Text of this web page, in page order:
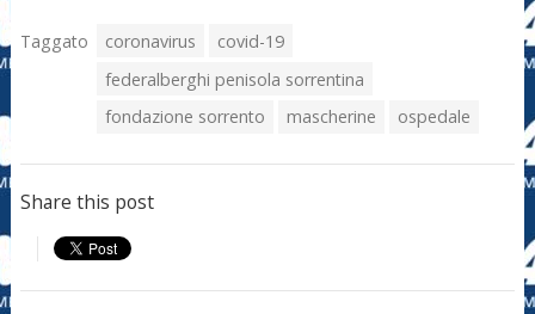
Taggato coronavirus
covid-19
federalberghi penisola sorrentina
fondazione sorrento
mascherine ospedale
Share this post